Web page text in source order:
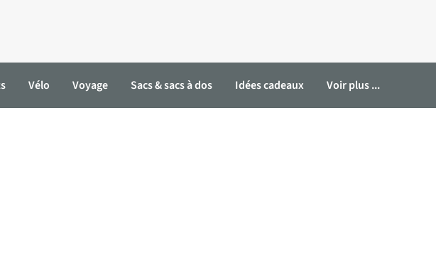
Vélo Voyage Sacs & sacs à dos Idées cadeaux Voir plus ...